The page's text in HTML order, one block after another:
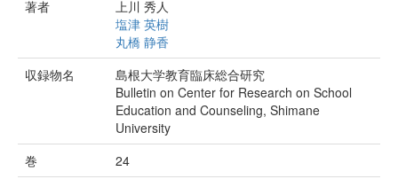
著者
上川 秀人
塩津 英樹
丸橋 静香
収録物名
島根大学教育臨床総合研究
Bulletin on Center for Research on School
Education and Counseling, Shimane
University
巻
24